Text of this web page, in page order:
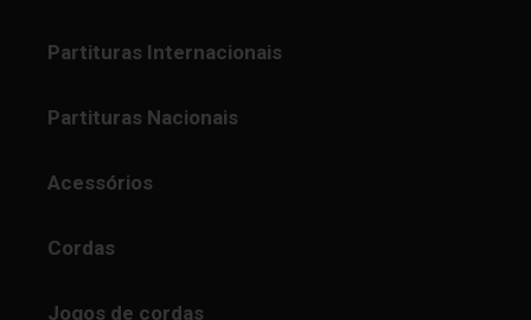
Partituras Internacionais
Partituras Nacionais
Acessórios
Cordas
Jogos de cordas